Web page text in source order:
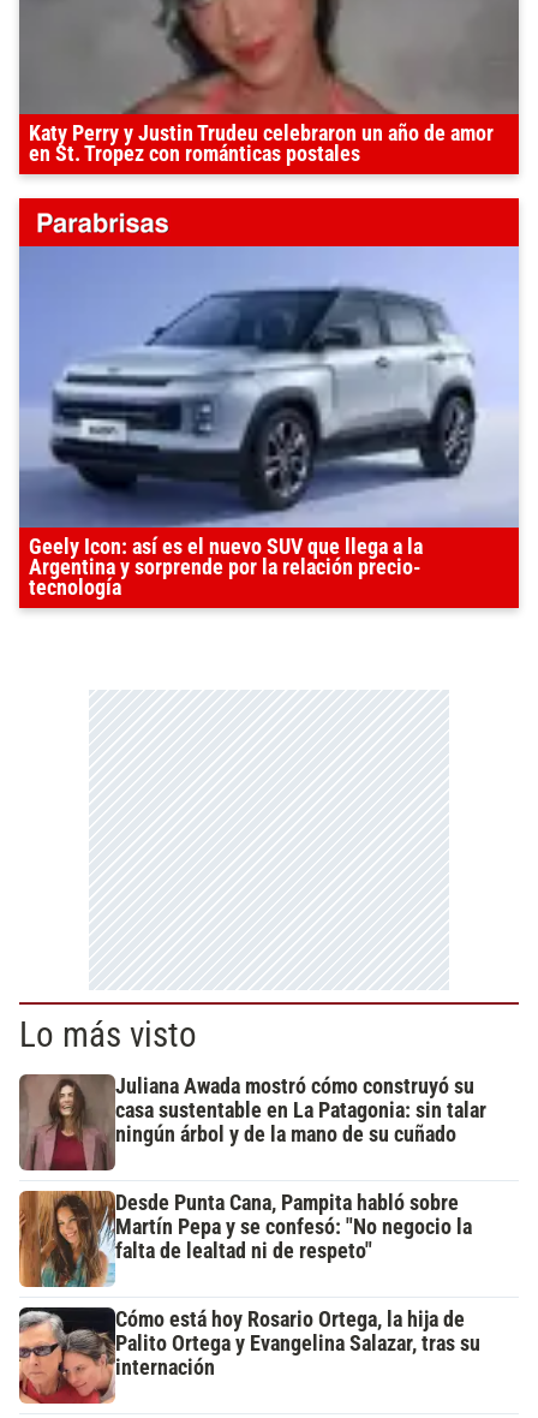
Katy Perry y Justin Trudeu celebraron un año de amor
en St. Tropez con románticas postales
Geely Icon: así es el nuevo SUV que llega a la
Argentina y sorprende por la relación precio-
tecnología
Lo más visto
Juliana Awada mostró cómo construyó su
casa sustentable en La Patagonia: sin talar
ningún árbol y de la mano de su cuñado
Desde Punta Cana, Pampita habló sobre
Martín Pepa y se confesó: "No negocio la
falta de lealtad ni de respeto"
Cómo está hoy Rosario Ortega, la hija de
Palito Ortega y Evangelina Salazar, tras su
internación